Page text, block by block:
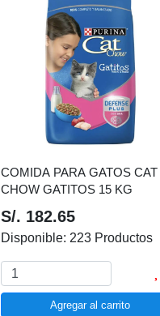
COMIDA PARA GATOS CAT
CHOW GATITOS 15 KG
S/. 182.65
Disponible: 223 Productos
Agregar al carrito